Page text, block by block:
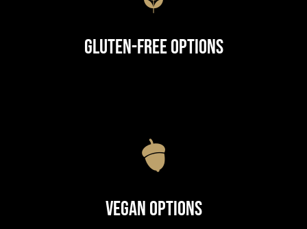
Gluten-Free Options
Vegan Options